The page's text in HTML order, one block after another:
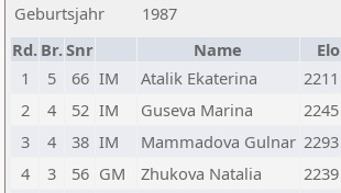
Geburtsjahr
1987
Rd. Br.Snr Name Elo
1
5 66 IM Atalik Ekaterina 2211
2
4 52 IM Guseva Marina 2245
3
4 38 IM Mammadova Gulnar 2293
4
3 56 GM Zhukova Natalia 2239